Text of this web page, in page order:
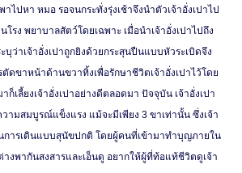
ไปหา หมอ รอจนกระทั่งรุ่งเช้าจึงนำตัวเจ้าอั่งเปาไป
รง พยาบาลสัตว์โดยเฉพาะ เมื่อนำเจ้าอั่งเปาไปถึง
บุว่าเจ้าอั่งเปาถูกยิงด้วยกระสุนปืนแบบหัวระเบิดจึง
ดขาหน้าด้านขวาทิ้งเพื่อรักษาชีวิตเจ้าอั่งเปาไว้โดย
ก็เลี้ยงเจ้าอั่งเปาอย่างดีตลอดมา ปัจจุบัน เจ้าอั่งเปา
มสมบูรณ์แข็งแรง แม้จะมีเพียง 3 ขาเท่านั้น ซึ่งเจ้า
การเดินแบบสุนัขปกติ โดยผู้คนที่เข้ามาทำบุญภายใน
างพากันสงสารและเอ็นดู อยากให้ผู้ที่ท้อแท้ชีวิตดูเจ้า